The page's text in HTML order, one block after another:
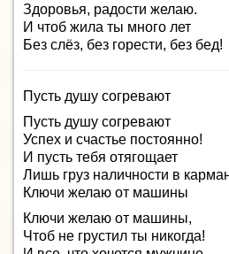
Здоровья, радости желаю.
И чтоб жила ты много лет
Без слёз, без горести, без бед!
Пусть душу согревают
Пусть душу согревают
Успех и счастье постоянно!
И пусть тебя отягощает
Лишь груз наличности в
Ключи желаю от машины
Ключи желаю от машины,
Чтоб не грустил ты никогда!